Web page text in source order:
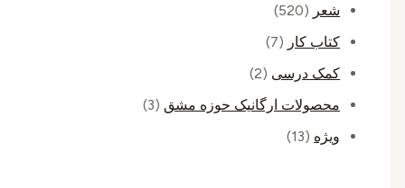
شعر
(520)
کتاب کار (7)
کمک درسی (2)
محصولات ارگانیک حوزه مشق (3)
ویژه
(13)